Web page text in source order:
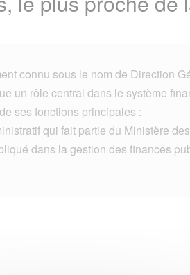
connu sous le nom de Direction
un rôle central dans le système
ses fonctions principales :
qui fait partie du Ministère des
dans la gestion des finances